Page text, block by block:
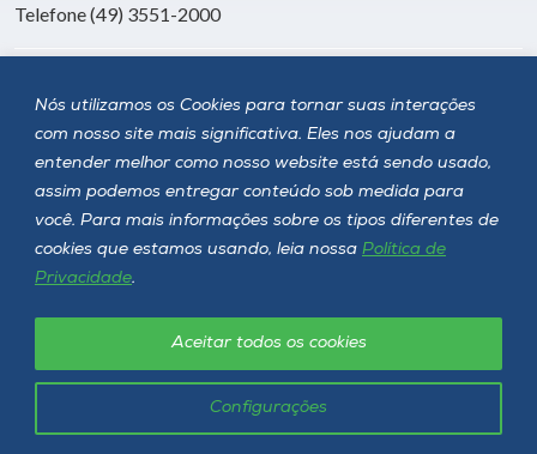
Nós utilizamos os Cookies para tornar suas interações
com nosso site mais significativa. Eles nos ajudam a
entender melhor como nosso website está sendo usado,
assim podemos entregar conteúdo sob medida para
você. Para mais informações sobre os tipos diferentes de
cookies que estamos usando, leia nossa Política de
Privacidade.
Configurações
Aceitar todos os cookies
Telefone (49) 3551-2000
Siga a Unoesc
Unoesc © 2026 - Todos os direitos reservados
Política de privacidade LGPD